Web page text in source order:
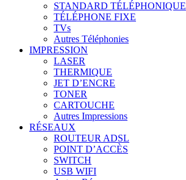
STANDARD TÉLÉPHONIQUE
TÉLÉPHONE FIXE
TVs
Autres Téléphonies
IMPRESSION
LASER
THERMIQUE
JET D’ENCRE
TONER
CARTOUCHE
Autres Impressions
RÉSEAUX
ROUTEUR ADSL
POINT D’ACCÈS
SWITCH
USB WIFI